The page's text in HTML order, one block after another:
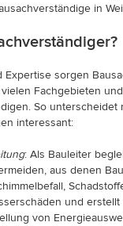
in
sorgen
Fachgebieten
So
interessant:
: Als Bauleiter
aus denen
und
von